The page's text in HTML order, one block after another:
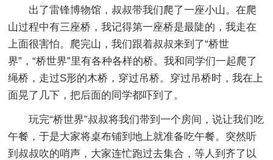
出了雷锋博物馆，叔叔带我们爬了一座小山。在爬
山过程中有三座桥，我记得第一座桥是最陡的，我走在
上面很害怕。爬完山，我们跟着叔叔来到了“桥世
界”，“桥世界”里有各种各样的桥。我和同学们一起爬了
绳桥，走过S形的木桥，穿过吊桥。穿过吊桥时，我在上
面晃了几下，把后面的同学都吓到了。
玩完“桥世界”叔叔将我们带到一个房间，说让我们吃
午餐，于是大家将桌布铺到地上就准备吃午餐。突然听
到叔叔吹的哨声，大家连忙跑过去集合，等人到齐了以